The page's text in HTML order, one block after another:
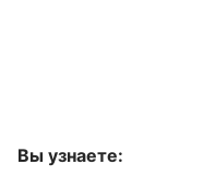
Вы узнаете: